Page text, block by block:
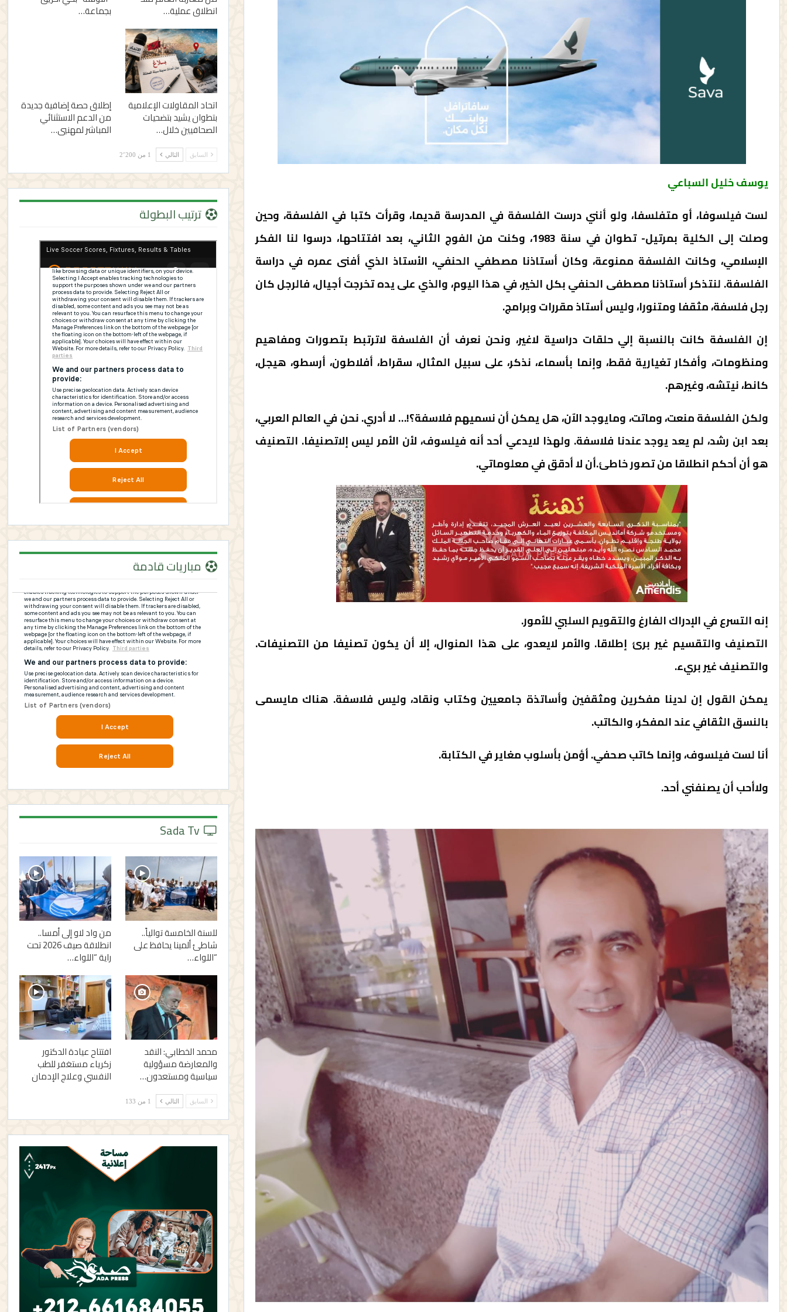
يوسف خليل السباعي
لست فيلسوفا، أو متفلسفا، ولو أنني درست الفلسفة في المدرسة قديما، وقرأت كتبا في الفلسفة، وحين
وصلت إلى الكلية بمرتيل- تطوان في سنة 1983، وكنت من الفوج الثاني، بعد افتتاحها، درسوا لنا الفكر
الإسلامي، وكانت الفلسفة ممنوعة، وكان أستاذنا مصطفي الحنفي، الأستاذ الذي أفنى عمره في دراسة
الفلسفة. لنتذكر أستاذنا مصطفى الحنفي بكل الخير، في هذا اليوم، والذي على يده تخرجت أجيال، فالرجل كان
رجل فلسفة، مثقفا ومتنورا، وليس أستاذ مقررات وبرامج.
إن الفلسفة كانت بالنسبة إلي حلقات دراسية لاغير، ونحن نعرف أن الفلسفة لاترتبط بتصورات ومفاهيم
ومنظومات، وأفكار تغيارية فقط، وإنما بأسماء، نذكر، على سبيل المثال، سقراط، أفلاطون، أرسطو، هيجل،
كانط، نيتشه، وغيرهم.
ولكن الفلسفة منعت، وماتت، ومايوجد الآن، هل يمكن أن نسميهم فلاسفة؟!… لا أدري. نحن في العالم العربي،
بعد ابن رشد، لم يعد يوجد عندنا فلاسفة. ولهذا لايدعي أحد أنه فيلسوف، لأن الأمر ليس إلاتصنيفا. التصنيف
هو أن أحكم انطلاقا من تصور خاطئ.أن لا أدقق في معلوماتي.
إنه التسرع في الإدراك الفارغ والتقويم السلبي للأمور.
التصنيف والتقسيم غير برئ إطلاقا. والأمر لايعدو، على هذا المنوال، إلا أن يكون تصنيفا من التصنيفات.
والتصنيف غير بريء.
يمكن القول إن لدينا مفكرين ومثقفين وأساتذة جامعيين وكتاب ونقاد، وليس فلاسفة. هناك مايسمى
بالنسق الثقافي عند المفكر، والكاتب.
أنا لست فيلسوف، وإنما كاتب صحفي. أؤمن بأسلوب مغاير في الكتابة.
ولاأحب أن يصنفني أحد.
انطلاق عملية… بجماعة…
اتحاد المقاولات الإعلامية
بتطوان يشيد بتضحيات
الصحافيين خلال…
إطلاق حصة إضافية جديدة
من الدعم الاستثنائي
المباشر لمهنيي…
السابق التالي 1 من 2٬200
ترتيب البطولة
مباريات قادمة
للسنة الخامسة توالياً..
شاطئ ألمينا يحافظ على
“اللواء…
من واد لاو إلى أمسا..
انطلاقة صيف 2026 تحت
راية “اللواء…
محمد الخطابي: النقد
والمعارضة مسؤولية
سياسية ومستعدون…
افتتاح عيادة الدكتور
زكرياء مستغفر للطب
النفسي وعلاج الإدمان
السابق التالي 1 من 133